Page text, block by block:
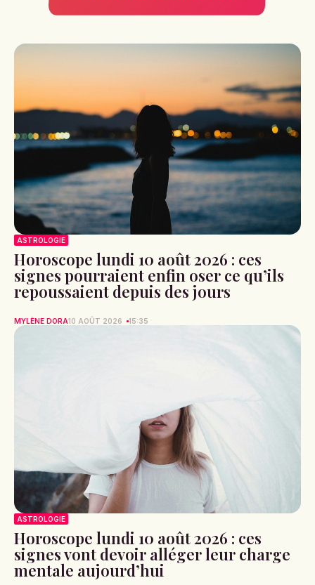
ASTROLOGIE
Horoscope lundi 10 août 2026 : ces
signes pourraient enfin oser ce qu’ils
repoussaient depuis des jours
MYLÈNE DORA10 AOÛT 2026 15:35
ASTROLOGIE
Horoscope lundi 10 août 2026 : ces
signes vont devoir alléger leur charge
mentale aujourd’hui